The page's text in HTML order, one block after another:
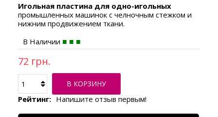
Игольная пластина для одно-игольных
промышленных машинок с челночным стежком и
нижним продвижением ткани.
В Наличии
72 грн.
В КОРЗИНУ
Рейтинг: Напишите отзыв первым!